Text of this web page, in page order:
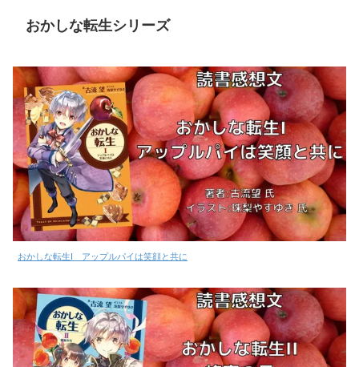
おかしな転生シリーズ
おかしな転生I アップルパイは笑顔と共に